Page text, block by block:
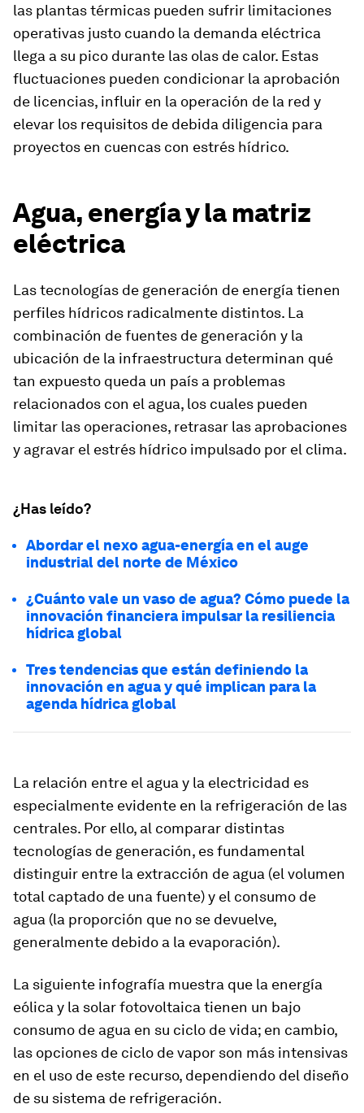
las plantas térmicas pueden sufrir limitaciones
operativas justo cuando la demanda eléctrica
llega a su pico durante las olas de calor. Estas
fluctuaciones pueden condicionar la aprobación
de licencias, influir en la operación de la red y
elevar los requisitos de debida diligencia para
proyectos en cuencas con estrés hídrico.
Agua, energía y la matriz
eléctrica
Las tecnologías de generación de energía tienen
perfiles hídricos radicalmente distintos. La
combinación de fuentes de generación y la
ubicación de la infraestructura determinan qué
tan expuesto queda un país a problemas
relacionados con el agua, los cuales pueden
limitar las operaciones, retrasar las aprobaciones
y agravar el estrés hídrico impulsado por el clima.
¿Has leído?
Abordar el nexo agua-energía en el auge
industrial del norte de México
¿Cuánto vale un vaso de agua? Cómo puede la
innovación financiera impulsar la resiliencia
hídrica global
Tres tendencias que están definiendo la
innovación en agua y qué implican para la
agenda hídrica global
La relación entre el agua y la electricidad es
especialmente evidente en la refrigeración de las
centrales. Por ello, al comparar distintas
tecnologías de generación, es fundamental
distinguir entre la extracción de agua (el volumen
total captado de una fuente) y el consumo de
agua (la proporción que no se devuelve,
generalmente debido a la evaporación).
La siguiente infografía muestra que la energía
eólica y la solar fotovoltaica tienen un bajo
consumo de agua en su ciclo de vida; en cambio,
las opciones de ciclo de vapor son más intensivas
en el uso de este recurso, dependiendo del diseño
de su sistema de refrigeración.